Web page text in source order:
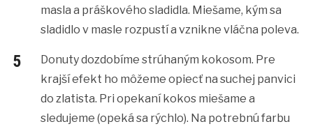
masla a práškového sladidla. Miešame, kým sa
sladidlo v masle rozpustí a vznikne vláčna poleva.
Donuty dozdobíme strúhaným kokosom. Pre
krajší efekt ho môžeme opiecť na suchej panvici
do zlatista. Pri opekaní kokos miešame a
sledujeme (opeká sa rýchlo). Na potrebnú farbu